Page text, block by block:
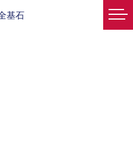
基石